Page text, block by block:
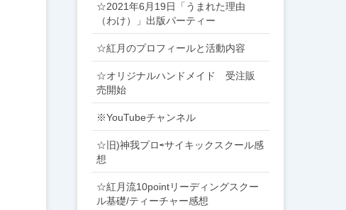
☆2021年6月19日「うまれた理由
（わけ）」出版パーティー
☆紅月のプロフィールと活動内容
☆オリジナルハンドメイド 受注販
売開始
※YouTubeチャンネル
☆旧)神我プロ⇨サイキックスクール感
想
☆紅月流10pointリーディングスクー
ル基礎/ティーチャー感想